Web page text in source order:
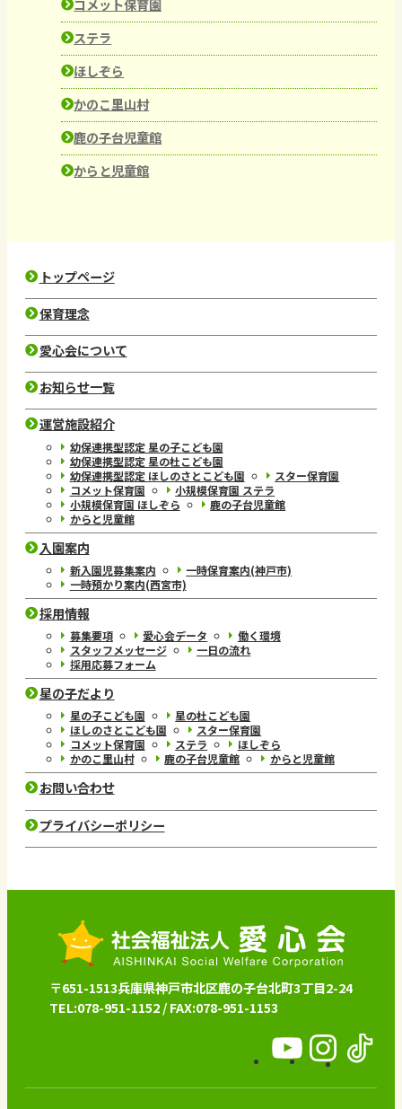
コメット保育園
ステラ
ほしぞら
かのこ里山村
鹿の子台児童館
からと児童館
トップページ
保育理念
愛心会について
お知らせ一覧
運営施設紹介
幼保連携型認定 星の子こども園
幼保連携型認定 星の杜こども園
幼保連携型認定 ほしのさとこども園
スター保育園
コメット保育園
小規模保育園 ステラ
小規模保育園 ほしぞら
鹿の子台児童館
からと児童館
入園案内
新入園児募集案内
一時保育案内(神戸市)
一時預かり案内(西宮市)
採用情報
募集要項 愛心会データ
働く環境
スタッフメッセージ
一日の流れ
採用応募フォーム
星の子だより
星の子こども園
星の杜こども園
ほしのさとこども園
スター保育園
コメット保育園
ステラ
ほしぞら
かのこ里山村
鹿の子台児童館 からと児童館
お問い合わせ
プライバシーポリシー
〒651-1513兵庫県神戸市北区鹿の子台北町3丁目2-24
TEL:078-951-1152 / FAX:078-951-1153
愛
愛
愛